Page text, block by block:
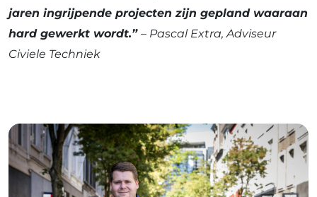
jaren ingrijpende projecten zijn gepland waaraan
hard gewerkt wordt.” – Pascal Extra, Adviseur
Civiele Techniek